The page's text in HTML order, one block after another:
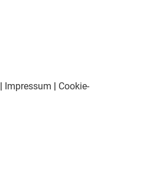
| Impressum | Cookie-